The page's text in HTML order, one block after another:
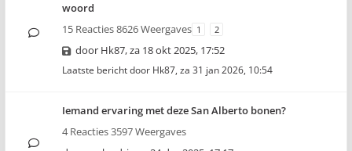
woord
15 Reacties 8626 Weergaves 1 2
door Hk87,za 18 okt 2025, 17:52
Laatste bericht door Hk87, za 31 jan 2026, 10:54
Iemand ervaring met deze San Alberto bonen?
4 Reacties 3597 Weergaves